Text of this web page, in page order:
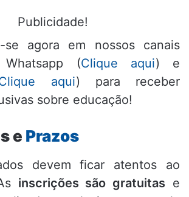
Publicidade!
agora em nossos canais
(Clique aqui) e
aqui) para receber
sobre educação!
e Prazos
devem ficar atentos ao
inscrições são gratuitas e